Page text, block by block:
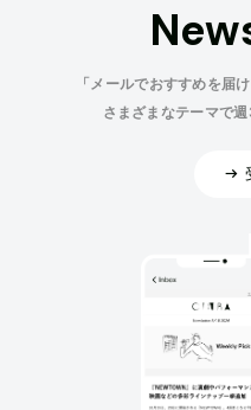
「メールでおすすめを届
さまざまなテーマで